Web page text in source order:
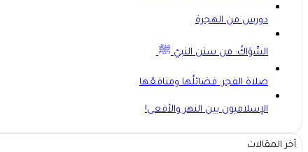
دورس من الهجرة
السِّوَاكُ: من سنن النبيّ ﷺ
صلاة الفجر: فضائلُها ومنافعُها
الإسلاميون بين النهر والأفعى!
آخر المقالات